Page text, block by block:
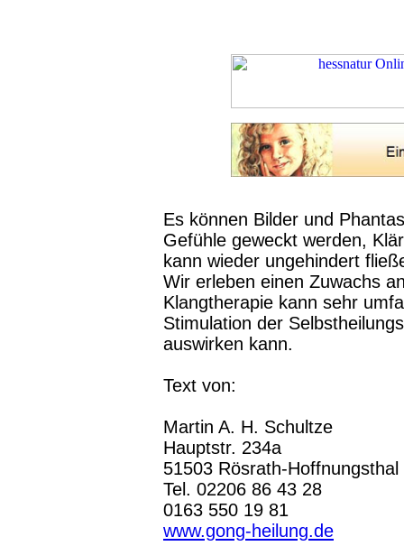
Es können Bilder und
Gefühle geweckt werden,
kann wieder ungehindert
Wir erleben einen Zuwachs
Klangtherapie kann sehr
Stimulation der
auswirken kann.
Text von:
Martin A. H. Schultze
Hauptstr. 234a
51503 Rösrath-Hoffnungsthal
Tel. 02206 86 43 28
0163 550 19 81
www.gong-heilung.de